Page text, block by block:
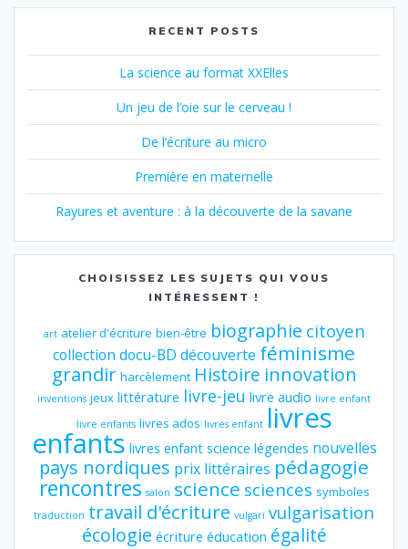
RECENT POSTS
La science au format XXElles
Un jeu de l’oie sur le cerveau !
De l’écriture au micro
Première en maternelle
Rayures et aventure : à la découverte de la savane
CHOISISSEZ LES SUJETS QUI VOUS
INTÉRESSENT !
art atelier d'écriture bien-être biographie citoyen
collection docu-BD découverte féminisme
grandir harcèlement Histoire innovation
inventions jeux littérature livre-jeu livre audio livre enfant
livre enfants livres ados livres enfant livres
enfants livres enfant science légendes nouvelles
pays nordiques prix littéraires pédagogie
rencontres salon science sciences symboles
traduction travail d'écriture vulgari vulgarisation
écologie écriture éducation égalité